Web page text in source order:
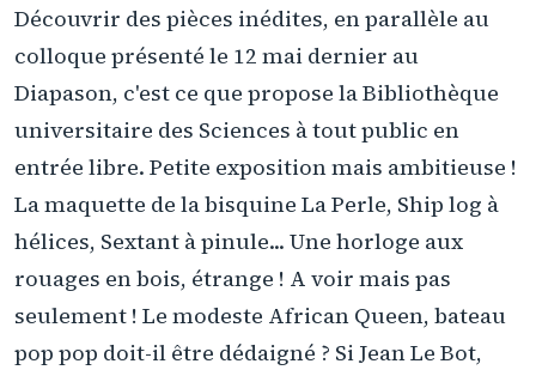
Découvrir des pièces inédites, en parallèle au
colloque présenté le 12 mai dernier au
Diapason, c'est ce que propose la Bibliothèque
universitaire des Sciences à tout public en
entrée libre. Petite exposition mais ambitieuse !
La maquette de la bisquine La Perle, Ship log à
hélices, Sextant à pinule... Une horloge aux
rouages en bois, étrange ! A voir mais pas
seulement ! Le modeste African Queen, bateau
pop pop doit-il être dédaigné ? Si Jean Le Bot,